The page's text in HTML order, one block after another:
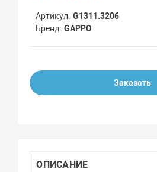
Артикул G1311.3206
Бренд GAPPO
Заказать
ОПИСАНИЕ